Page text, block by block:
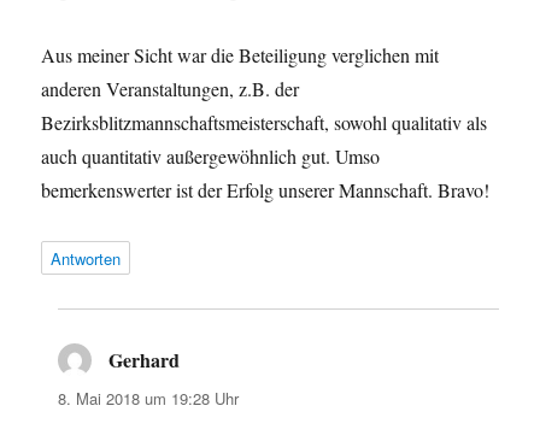
Aus meiner Sicht war die Beteiligung verglichen mit
anderen Veranstaltungen, z.B. der
Bezirksblitzmannschaftsmeisterschaft, sowohl qualitativ als
auch quantitativ außergewöhnlich gut. Umso
bemerkenswerter ist der Erfolg unserer Mannschaft. Bravo!
Antworten
Gerhard
8. Mai 2018 um 19:28 Uhr